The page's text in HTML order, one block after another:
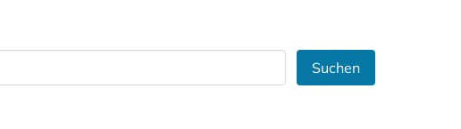
Suchen